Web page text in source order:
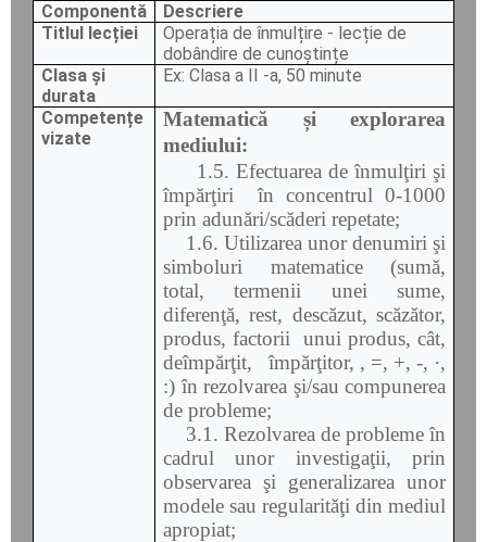
Componentă
Descriere
Titlul lecției
Operația de înmulțire - lecție de
dobândire de cunoștințe
Clasa și
durata
Ex: Clasa a II -a, 50 minute
Competențe
vizate
Matematică și explorarea
mediului:
1.5. Efectuarea de înmulţiri şi
împărţiri în concentrul 0-1000
prin adunări/scăderi repetate;
1.6. Utilizarea unor denumiri şi
simboluri matematice (sumă,
total, termenii unei sume,
diferenţă, rest, descăzut, scăzător,
produs, factorii unui produs, cât,
deîmpărţit, împărţitor, , =, +, -, ·,
:) în rezolvarea şi/sau compunerea
de probleme;
3.1. Rezolvarea de probleme în
cadrul unor investigaţii, prin
observarea şi generalizarea unor
modele sau regularităţi din mediul
apropiat;